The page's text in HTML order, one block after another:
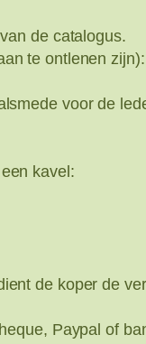
de catalogus.
te ontlenen zijn):
voor de
kavel:
de koper de
Paypal of